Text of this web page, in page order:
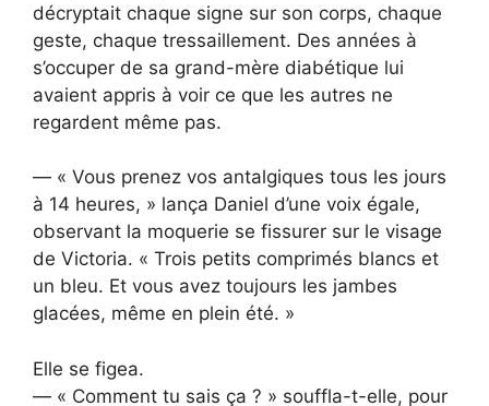
décryptait chaque signe sur son corps, chaque
geste, chaque tressaillement. Des années à
s’occuper de sa grand-mère diabétique lui
avaient appris à voir ce que les autres ne
regardent même pas.
— « Vous prenez vos antalgiques tous les jours
à 14 heures, » lança Daniel d’une voix égale,
observant la moquerie se fissurer sur le visage
de Victoria. « Trois petits comprimés blancs et
un bleu. Et vous avez toujours les jambes
glacées, même en plein été. »
Elle se figea.
— « Comment tu sais ça ? » souffla-t-elle, pour